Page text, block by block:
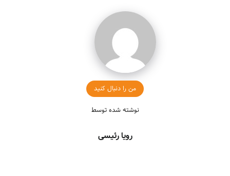
من را دنبال کنید
نوشته شده توسط
رویا رئیسی